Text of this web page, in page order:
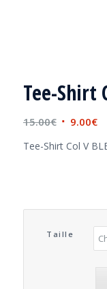
Tee-Shirt
15.00€ Le
initial
9.00€Le
Tee-Shirt Col V
Taille